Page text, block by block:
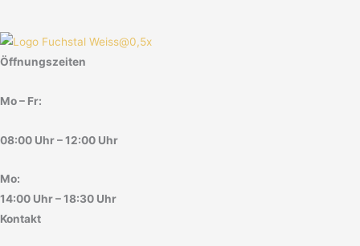
Öffnungszeiten
Mo – Fr:
08:00 Uhr – 12:00 Uhr
Mo:
14:00 Uhr – 18:30 Uhr
Kontakt